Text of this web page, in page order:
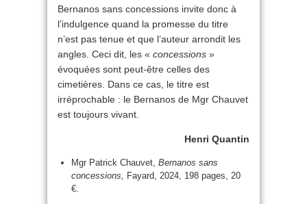
Bernanos sans concessions invite donc à
l’indulgence quand la promesse du titre
n’est pas tenue et que l’auteur arrondit les
angles. Ceci dit, les « concessions »
évoquées sont peut-être celles des
cimetières. Dans ce cas, le titre est
irréprochable : le Bernanos de Mgr Chauvet
est toujours vivant.
Henri Quantin
Mgr Patrick Chauvet, Bernanos sans
concessions,
Fayard, 2024, 198 pages, 20
€.